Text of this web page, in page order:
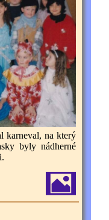
karneval, na který
byly nádherné